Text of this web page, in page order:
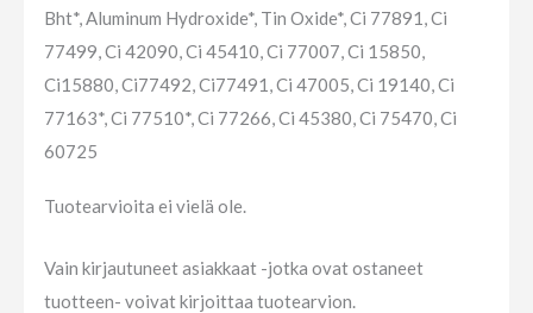
Bht*, Aluminum Hydroxide*, Tin Oxide*, Ci 77891, Ci
77499, Ci 42090, Ci 45410, Ci 77007, Ci 15850,
Ci15880, Ci77492, Ci77491, Ci 47005, Ci 19140, Ci
77163*, Ci 77510*, Ci 77266, Ci 45380, Ci 75470, Ci
60725
Tuotearvioita ei vielä ole.
Vain kirjautuneet asiakkaat -jotka ovat ostaneet
tuotteen- voivat kirjoittaa tuotearvion.